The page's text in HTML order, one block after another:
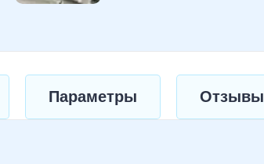
Параметры Отзывы